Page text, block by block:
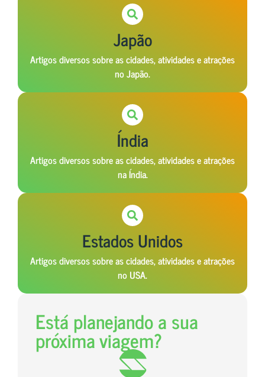
Japão
Artigos diversos sobre as cidades, atividades e atrações
no Japão.
Índia
Artigos diversos sobre as cidades, atividades e atrações
na Índia.
Estados Unidos
Artigos diversos sobre as cidades, atividades e atrações
no USA.
Está planejando a sua
próxima viagem?